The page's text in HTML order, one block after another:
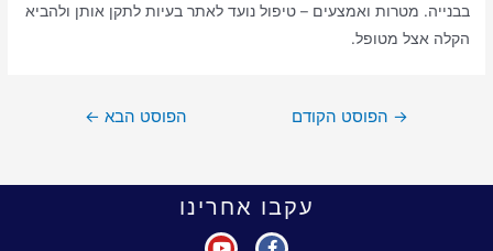
בבנייה. מטרות ואמצעים – טיפול נועד לאתר בעיות לתקן אותן ולהביא
הקלה אצל מטופל.
→ הפוסט הקודם הפוסט הבא ←
עקבו אחרינו